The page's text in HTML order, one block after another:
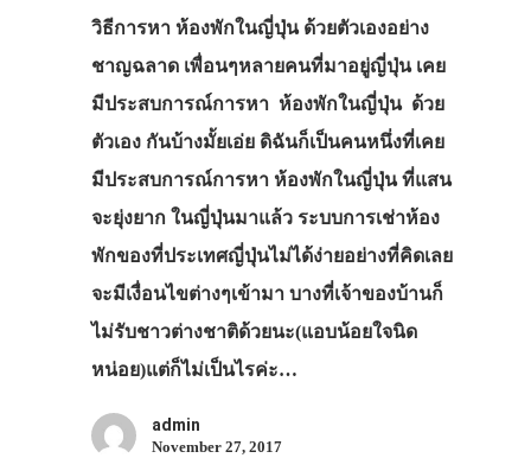
วิธีการหา ห้องพักในญี่ปุ่น ด้วยตัวเองอย่าง
ชาญฉลาด เพื่อนๆหลายคนที่มาอยู่ญี่ปุ่น เคย
มีประสบการณ์การหา ห้องพักในญี่ปุ่น ด้วย
ตัวเอง กันบ้างมั้ยเอ่ย ดิฉันก็เป็นคนหนึ่งที่เคย
มีประสบการณ์การหา ห้องพักในญี่ปุ่น ที่แสน
จะยุ่งยาก ในญี่ปุ่นมาแล้ว ระบบการเช่าห้อง
พักของที่ประเทศญี่ปุ่นไม่ได้ง่ายอย่างที่คิดเลย
จะมีเงื่อนไขต่างๆเข้ามา บางที่เจ้าของบ้านก็
ไม่รับชาวต่างชาติด้วยนะ(แอบน้อยใจนิด
หน่อย)แต่ก็ไม่เป็นไรค่ะ…
admin
November 27, 2017